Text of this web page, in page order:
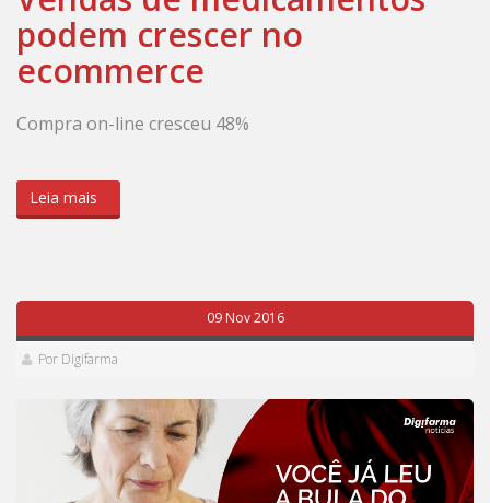
podem crescer no
ecommerce
Compra on-line cresceu 48%
Leia mais
09 Nov 2016
Por Digifarma